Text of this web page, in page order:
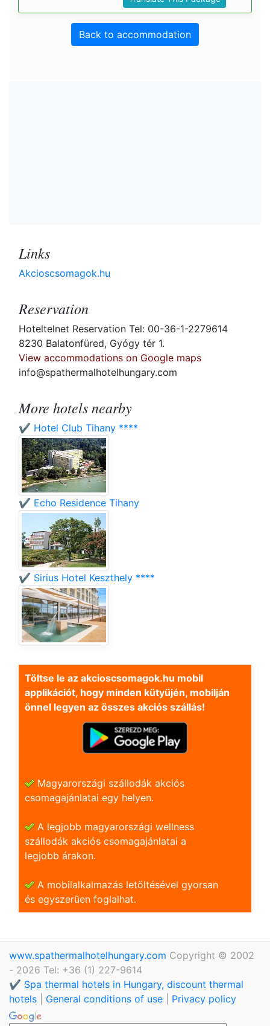
Back to accommodation
Links
Akcioscsomagok.hu
Reservation
Hoteltelnet Reservation Tel: 00-36-1-2279614
8230 Balatonfüred, Gyógy tér 1.
View accommodations on Google maps
info@spathermalhotelhungary.com
More hotels nearby
✔️ Hotel Club Tihany ****
✔️ Echo Residence Tihany
✔️ Sirius Hotel Keszthely ****
Töltse le az akcioscsomagok.hu mobil
applikációt, hogy minden kütyüjén, mobilján
önnel legyen az összes akciós szállás!
Magyarországi szállodák akciós
csomagajánlatai egy helyen.
A legjobb magyarországi wellness
szállodák akciós csomagajánlatai a
legjobb árakon.
A mobilalkalmazás letöltésével gyorsan
és egyszerũen foglalhat.
www.spathermalhotelhungary.com Copyright © 2002
- 2026 Tel: +36 (1) 227-9614
✔️ Spa thermal hotels in Hungary, discount thermal
hotels
General conditions of use Privacy policy